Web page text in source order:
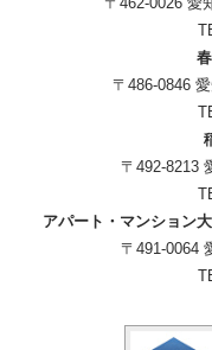
〒486-0846
〒492-8213
アパート・マンション
〒491-0064